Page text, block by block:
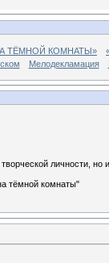
ТЁМНОЙ КОМНАТЫ»
Мелодекламация
личности,
тёмной комнаты"